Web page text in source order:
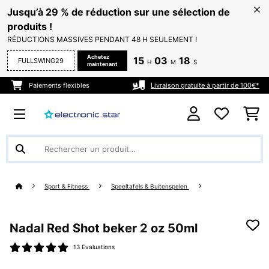
Jusqu’à 29 % de réduction sur une sélection de
produits !
RÉDUCTIONS MASSIVES PENDANT 48 H SEULEMENT !
FULLSWING29
Achetez
maintenant
15 H 03 M 17 S
Paiements flexibles Livraison gratuite à partir de 100€*
Sport & Fitness Speeltafels & Buitenspelen
Nadal Red Shot beker 2 oz 50ml
13 Evaluations